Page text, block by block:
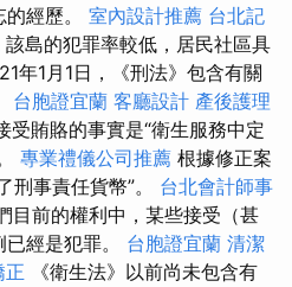
經歷。 室內設計推薦 台北記
該島的犯罪率較低，居民社區具
年1月1日，《刑法》包含有關
台胞證宜蘭 客廳設計 產後護理
受賄賂的事實是“衛生服務中定
專業禮儀公司推薦 根據修正案
刑事責任貨幣”。 台北會計師事
目前的權利中，某些接受（甚
經是犯罪。 台胞證宜蘭 清潔
正 《衛生法》以前尚未包含有